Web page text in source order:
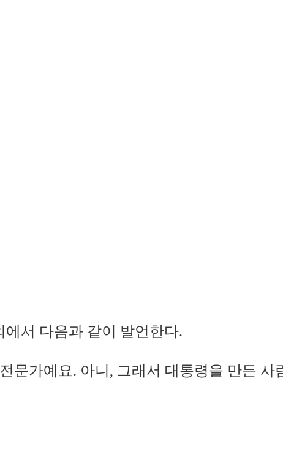
서 다음과 같이 발언한다.
문가예요. 아니, 그래서 대통령을 만든 사